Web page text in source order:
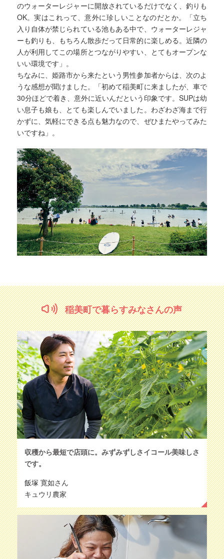
のウォーターレジャーに開放されているだけでなく、釣りも
OK。実はこれって、意外に珍しいことなのだとか。「立ち
入り自体が禁じられている池もある中で、ウォーターレジャ
ーも釣りも、もちろん散歩だって日常的に楽しめる。近隣の
人が利用してこの場所とつながりやすい、とてもオープンな
いい環境です」。
ちなみに、姫路市から来たという男性参加者からは、次のよ
うな感想が聞けました。「初めて稲美町に来ましたが、車で
30分ほどで着き、意外に近いんだという印象です。SUPは幼
い息子も娘も、とても楽しんでいました。わざわざ海まで行
かずに、気軽にできる点も魅力なので、ぜひまたやってみた
いですね」。
稲美町で暮らすみなさんの声
収穫から最短で店頭に。みずみずしさイコール美味しさ
です。
飯塚 寛如さん
キュウリ農家